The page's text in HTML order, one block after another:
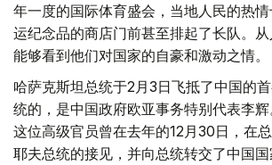
年一度的国际体育盛会，当地人民的热
运纪念品的商店门前甚至排起了长队。从
能够看到他们对国家的自豪和激动之情。
哈萨克斯坦总统于2月3日飞抵了中国的
统的，是中国政府欧亚事务特别代表李辉
这位高级官员曾在去年的12月30日，在
耶夫总统的接见，并向总统转交了中国